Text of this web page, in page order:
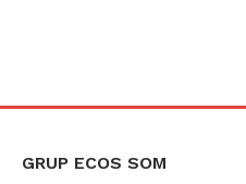
GRUP ECOS SOM